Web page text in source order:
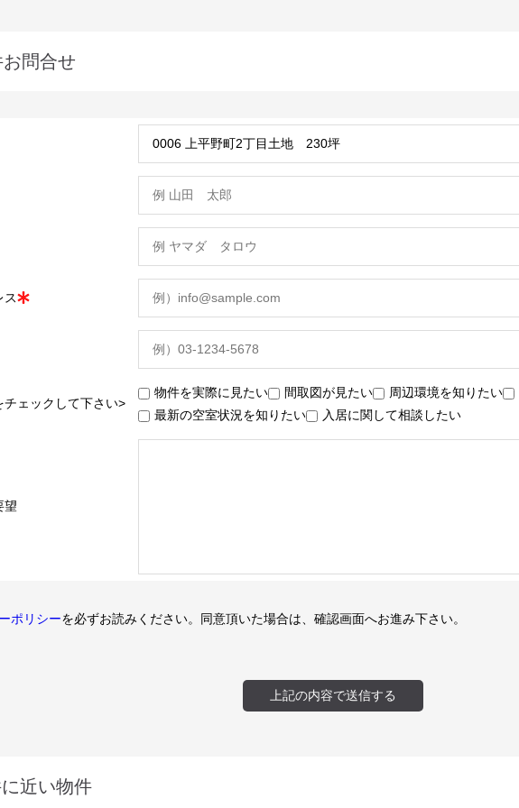
問合せ
ス
チェックして下さい>
物件を実際に見たい 間取図が見たい 周辺環境を知りたい
最新の空室状況を知りたい
入居に関して相談したい
望
ポリシーを必ずお読みください。同意頂いた場合は、確認画面へお進み下さい。
近い物件